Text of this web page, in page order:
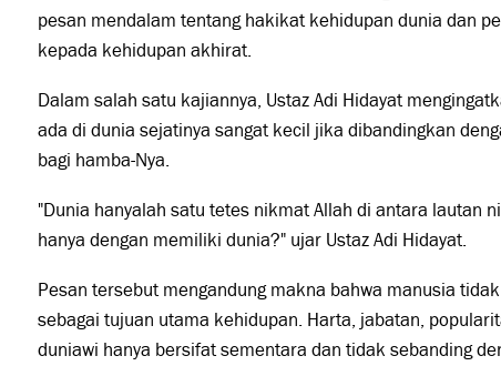
pesan mendalam tentang hakikat kehidupan dunia dan
kepada kehidupan akhirat.
Dalam salah satu kajiannya, Ustaz Adi Hidayat
ada di dunia sejatinya sangat kecil jika dibandingkan
bagi hamba-Nya.
"Dunia hanyalah satu tetes nikmat Allah di antara lautan
hanya dengan memiliki dunia?" ujar Ustaz Adi Hidayat.
Pesan tersebut mengandung makna bahwa manusia
sebagai tujuan utama kehidupan. Harta, jabatan,
duniawi hanya bersifat sementara dan tidak sebanding